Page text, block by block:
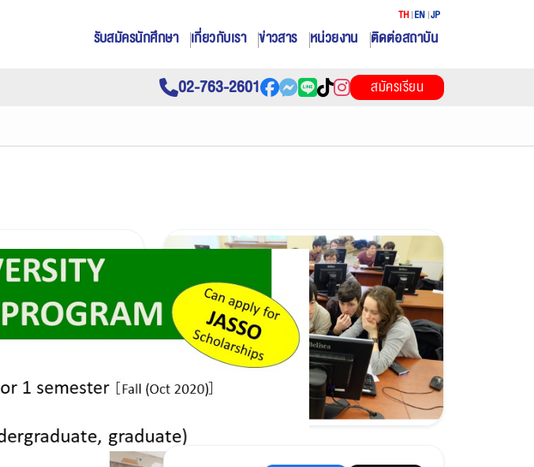
รับสมัครนักศึกษา เกี่ยวกับเรา ข่าวสาร หน่วยงาน ติดต่อสถาบัน
TH EN JP
02-763-2601 สมัครเรียน